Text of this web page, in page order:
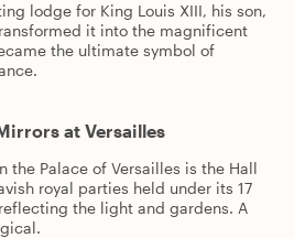
lodge for King Louis XIII, his son,
it into the magnificent
the ultimate symbol of
at Versailles
the Palace of Versailles is the Hall
royal parties held under its 17
the light and gardens. A